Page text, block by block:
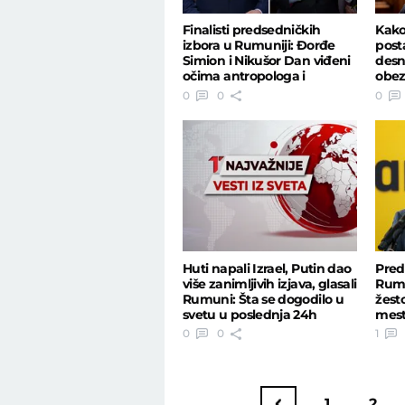
Finalisti predsedničkih
izbora u Rumuniji: Đorđe
Simion i Nikušor Dan viđeni
očima antropologa i
psihijatra
0 0
krug
0
Huti napali Izrael, Putin dao
više zanimljivih izjava, glasali
Rumuni: Šta se dogodilo u
svetu u poslednja 24h
0 0 1